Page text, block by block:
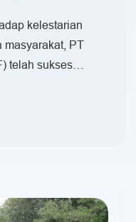
kelestarian
masyarakat, PT
telah sukses
Gintung,
18 Desember